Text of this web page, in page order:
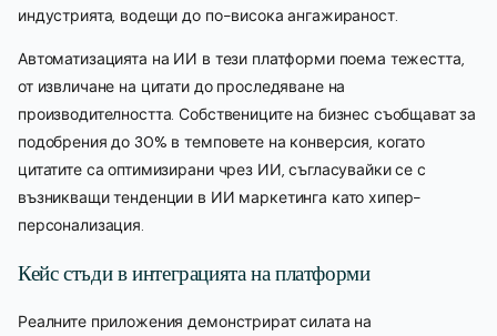
индустрията, водещи до по-висока ангажираност.
Автоматизацията на ИИ в тези платформи поема тежестта,
от извличане на цитати до проследяване на
производителността. Собствениците на бизнес съобщават за
подобрения до 30% в темповете на конверсия, когато
цитатите са оптимизирани чрез ИИ, съгласувайки се с
възникващи тенденции в ИИ маркетинга като хипер-
персонализация.
Кейс стъди в интеграцията на платформи
Реалните приложения демонстрират силата на